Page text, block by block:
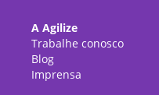
A Agilize
Trabalhe conosco
Blog
Imprensa